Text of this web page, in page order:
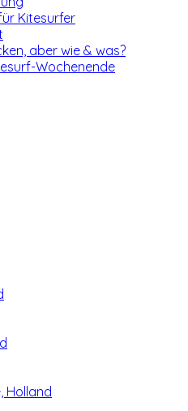
Kitesurfer
aber wie & was?
Wochenende
Holland